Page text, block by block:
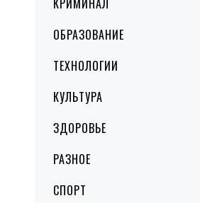
КРИМИНАЛ
ОБРАЗОВАНИЕ
ТЕХНОЛОГИИ
КУЛЬТУРА
ЗДОРОВЬЕ
РАЗНОЕ
СПОРТ